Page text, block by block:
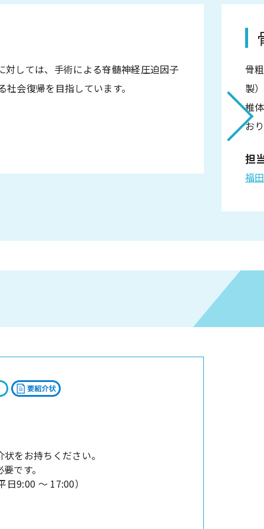
しては、手術による脊髄神経圧迫因子
会復帰を目指しています。
骨
製
椎
お
担
福
をお持ちください。
です。
9:00 ～ 17:00）